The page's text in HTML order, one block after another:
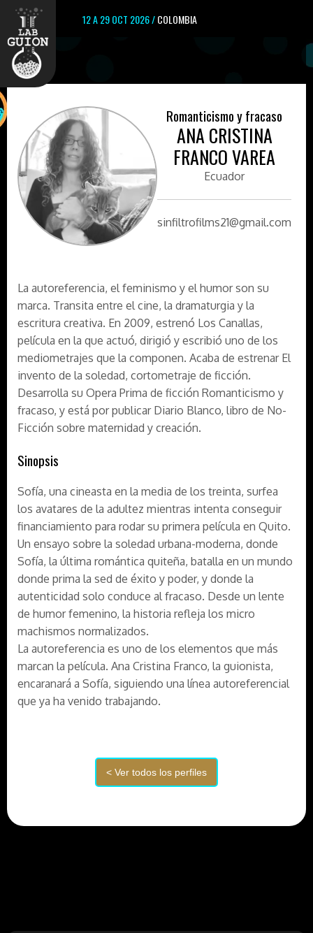
12 A 29 OCT 2026 /COLOMBIA
Romanticismo y fracaso
ANA CRISTINA
FRANCO VAREA
Ecuador
sinfiltrofilms21@gmail.com
La autoreferencia, el feminismo y el humor son su
marca. Transita entre el cine, la dramaturgia y la
escritura creativa. En 2009, estrenó Los Canallas,
película en la que actuó, dirigió y escribió uno de los
mediometrajes que la componen. Acaba de estrenar El
invento de la soledad, cortometraje de ficción.
Desarrolla su Opera Prima de ficción Romanticismo y
fracaso, y está por publicar Diario Blanco, libro de No-
Ficción sobre maternidad y creación.
Sinopsis
Sofía, una cineasta en la media de los treinta, surfea
los avatares de la adultez mientras intenta conseguir
financiamiento para rodar su primera película en Quito.
Un ensayo sobre la soledad urbana-moderna, donde
Sofía, la última romántica quiteña, batalla en un mundo
donde prima la sed de éxito y poder, y donde la
autenticidad solo conduce al fracaso. Desde un lente
de humor femenino, la historia refleja los micro
machismos normalizados.
La autoreferencia es uno de los elementos que más
marcan la película. Ana Cristina Franco, la guionista,
encaranará a Sofía, siguiendo una línea autoreferencial
que ya ha venido trabajando.